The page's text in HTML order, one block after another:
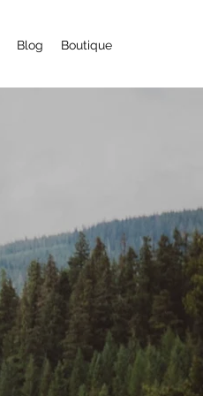
Blog Boutique